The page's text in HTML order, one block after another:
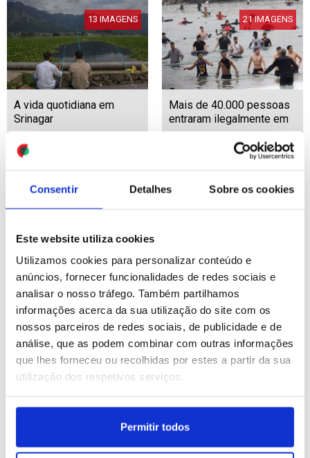
Consentir Detalhes Sobre os cookies
Este website utiliza cookies
Utilizamos cookies para personalizar conteúdo e
anúncios, fornecer funcionalidades de redes sociais e
analisar o nosso tráfego. Também partilhamos
informações acerca da sua utilização do site com os
nossos parceiros de redes sociais, de publicidade e de
análise, que as podem combinar com outras informações
que lhes forneceu ou recolhidas por estes a partir da sua
utilização dos respetivos serviços.
Permitir todos
13 IMAGENS
A vida quotidiana em
Srinagar
ID: 47550462
21 IMAGENS
Mais de 40.000 pessoas
entraram ilegalmente em
Ceuta desde quinta-feira
Data: 31/07/2026 12:46
12 IMAGENS
Alemanha: Nascer do sol
no Olympiapark, em
Munique
ID: 47546245 Data: 31/07/2026 09:14
32 IMAGENS
Braga vence Zeleznicar
Pancevo 4-0 em jogo da
pré-eliminatória de
acesso à fase de liga da
Liga Conferência
ID: 47544828 Data: 30/07/2026 22:06
27 IMAGENS
Benfica vence St. Gallen
17 IMAGENS
Incêndio em Valpaços